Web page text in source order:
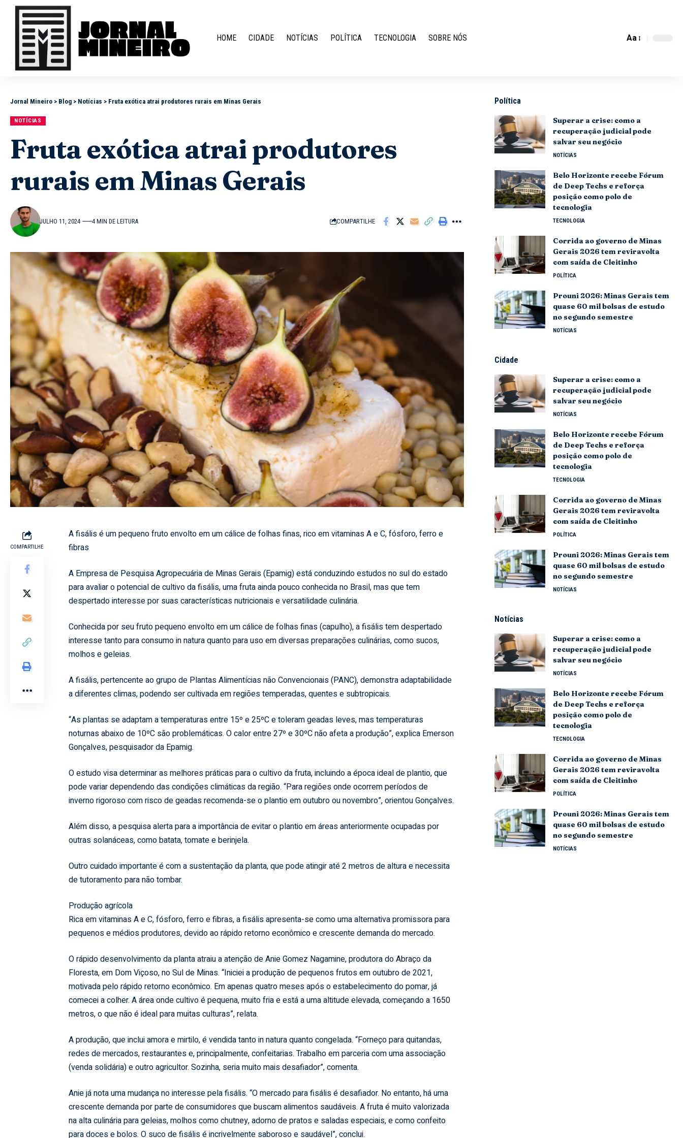
HOME CIDADE NOTÍCIAS POLÍTICA TECNOLOGIA SOBRE NÓS Aa
Jornal Mineiro > Blog > Notícias > Fruta exótica atrai produtores rurais em Minas Gerais
NOTÍCIAS
Fruta exótica atrai produtores
rurais em Minas Gerais
JULHO 11, 2024 4 MIN DE LEITURA COMPARTILHE
COMPARTILHE
A fisális é um pequeno fruto envolto em um cálice de folhas finas, rico em vitaminas A e C, fósforo, ferro e
fibras
A Empresa de Pesquisa Agropecuária de Minas Gerais (Epamig) está conduzindo estudos no sul do estado
para avaliar o potencial de cultivo da fisális, uma fruta ainda pouco conhecida no Brasil, mas que tem
despertado interesse por suas características nutricionais e versatilidade culinária.
Conhecida por seu fruto pequeno envolto em um cálice de folhas finas (capulho), a fisális tem despertado
interesse tanto para consumo in natura quanto para uso em diversas preparações culinárias, como sucos,
molhos e geleias.
A fisális, pertencente ao grupo de Plantas Alimentícias não Convencionais (PANC), demonstra adaptabilidade
a diferentes climas, podendo ser cultivada em regiões temperadas, quentes e subtropicais.
“As plantas se adaptam a temperaturas entre 15º e 25ºC e toleram geadas leves, mas temperaturas
noturnas abaixo de 10ºC são problemáticas. O calor entre 27º e 30ºC não afeta a produção”, explica Emerson
Gonçalves, pesquisador da Epamig.
O estudo visa determinar as melhores práticas para o cultivo da fruta, incluindo a época ideal de plantio, que
pode variar dependendo das condições climáticas da região. “Para regiões onde ocorrem períodos de
inverno rigoroso com risco de geadas recomenda-se o plantio em outubro ou novembro”, orientou Gonçalves.
Além disso, a pesquisa alerta para a importância de evitar o plantio em áreas anteriormente ocupadas por
outras solanáceas, como batata, tomate e berinjela.
Outro cuidado importante é com a sustentação da planta, que pode atingir até 2 metros de altura e necessita
de tutoramento para não tombar.
Produção agrícola
Rica em vitaminas A e C, fósforo, ferro e fibras, a fisális apresenta-se como uma alternativa promissora para
pequenos e médios produtores, devido ao rápido retorno econômico e crescente demanda do mercado.
O rápido desenvolvimento da planta atraiu a atenção de Anie Gomez Nagamine, produtora do Abraço da
Floresta, em Dom Viçoso, no Sul de Minas. “Iniciei a produção de pequenos frutos em outubro de 2021,
motivada pelo rápido retorno econômico. Em apenas quatro meses após o estabelecimento do pomar, já
comecei a colher. A área onde cultivo é pequena, muito fria e está a uma altitude elevada, começando a 1650
metros, o que não é ideal para muitas culturas”, relata.
A produção, que inclui amora e mirtilo, é vendida tanto in natura quanto congelada. “Forneço para quitandas,
redes de mercados, restaurantes e, principalmente, confeitarias. Trabalho em parceria com uma associação
(venda solidária) e outro agricultor. Sozinha, seria muito mais desafiador”, comenta.
Anie já nota uma mudança no interesse pela fisális. “O mercado para fisális é desafiador. No entanto, há uma
crescente demanda por parte de consumidores que buscam alimentos saudáveis. A fruta é muito valorizada
na alta culinária para geleias, molhos como chutney, adorno de pratos e saladas especiais, e como confeito
para doces e bolos. O suco de fisális é incrivelmente saboroso e saudável”, conclui.
Política
Superar a crise: como a
recuperação judicial pode
salvar seu negócio
NOTÍCIAS
Belo Horizonte recebe Fórum
de Deep Techs e reforça
posição como polo de
tecnologia
TECNOLOGIA
Corrida ao governo de Minas
Gerais 2026 tem reviravolta
com saída de Cleitinho
POLÍTICA
Prouni 2026: Minas Gerais tem
quase 60 mil bolsas de estudo
no segundo semestre
NOTÍCIAS
Cidade
Superar a crise: como a
recuperação judicial pode
salvar seu negócio
NOTÍCIAS
Belo Horizonte recebe Fórum
de Deep Techs e reforça
posição como polo de
tecnologia
TECNOLOGIA
Corrida ao governo de Minas
Gerais 2026 tem reviravolta
com saída de Cleitinho
POLÍTICA
Prouni 2026: Minas Gerais tem
quase 60 mil bolsas de estudo
no segundo semestre
NOTÍCIAS
Notícias
Superar a crise: como a
recuperação judicial pode
salvar seu negócio
NOTÍCIAS
Belo Horizonte recebe Fórum
de Deep Techs e reforça
posição como polo de
tecnologia
TECNOLOGIA
Corrida ao governo de Minas
Gerais 2026 tem reviravolta
com saída de Cleitinho
POLÍTICA
Prouni 2026: Minas Gerais tem
quase 60 mil bolsas de estudo
no segundo semestre
NOTÍCIAS